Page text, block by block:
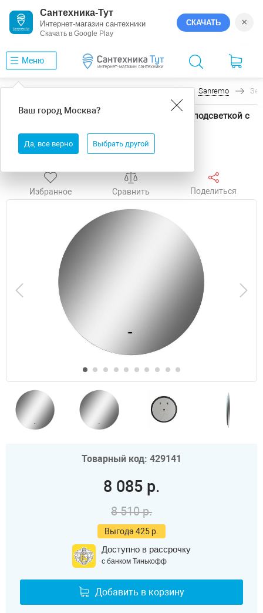
Сантехника-Тут
Интернет-магазин сантехники
Скачать в Google Play
СКАЧАТЬ ×
Меню
Ваш город Москва?
Да, все верно Выбрать другой
Sanremo
Зеркало Art&Max Sanremo AM-San-550-DS-F с подсветкой с
Выгода
Избранное Сравнить Поделиться
Товарный код: 429141
8 085 р.
8 510 р.
Выгода 425 р.
Доступно в рассрочку
с банком Тинькофф
Добавить в корзину